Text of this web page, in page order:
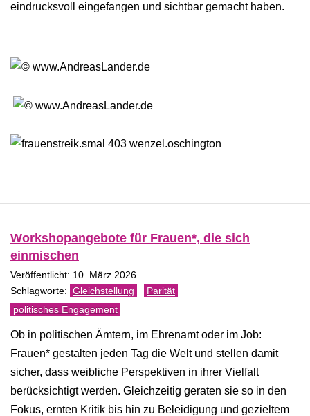
eindrucksvoll eingefangen und sichtbar gemacht haben.
Workshopangebote für Frauen*, die sich
einmischen
Veröffentlicht: 10. März 2026
Gleichstellung
Parität
politisches Engagement
Ob in politischen Ämtern, im Ehrenamt oder im Job:
Frauen* gestalten jeden Tag die Welt und stellen damit
sicher, dass weibliche Perspektiven in ihrer Vielfalt
berücksichtigt werden. Gleichzeitig geraten sie so in den
Fokus, ernten Kritik bis hin zu Beleidigung und gezieltem